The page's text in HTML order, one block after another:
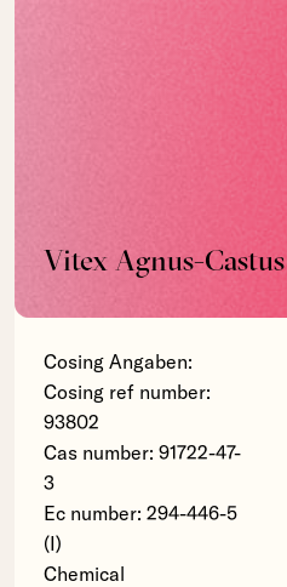
Vitex Agnus-
Cosing Angaben:
Cosing ref number:
93802
Cas number: 91722-47-
3
Ec number: 294-446-5
(I)
Chemical